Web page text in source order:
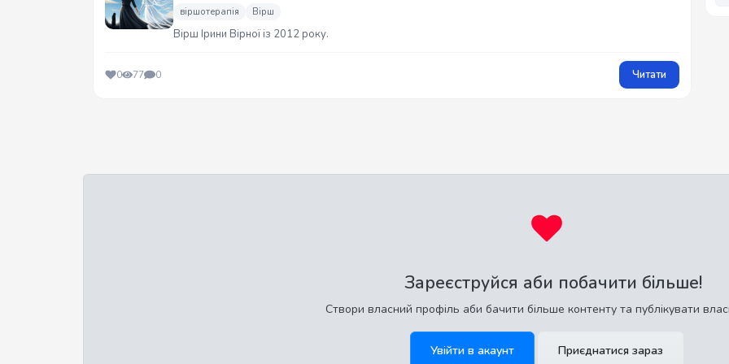
віршотерапія Вірш
Вірш Ірини Вірної із 2012 року.
0 77 0 Читати
Зареєструйся аби побачити більше!
Створи власний профіль аби бачити більше контенту та публікувати
Увійти в акаунт Приєднатися зараз